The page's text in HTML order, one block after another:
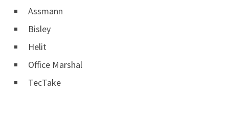
Assmann
Bisley
Helit
Office Marshal
TecTake